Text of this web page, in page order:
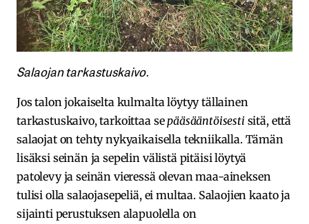
Salaojan tarkastuskaivo.
Jos talon jokaiselta kulmalta löytyy tällainen
tarkastuskaivo, tarkoittaa se pääsääntöisesti sitä, että
salaojat on tehty nykyaikaisella tekniikalla. Tämän
lisäksi seinän ja sepelin välistä pitäisi löytyä
patolevy ja seinän vieressä olevan maa-aineksen
tulisi olla salaojasepeliä, ei multaa. Salaojien kaato ja
sijainti perustuksen alapuolella on